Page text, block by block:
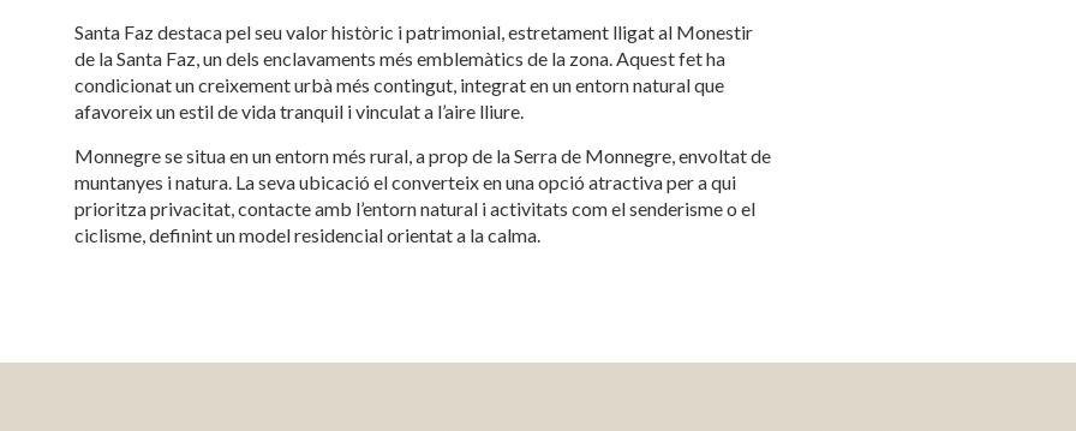
Santa Faz destaca pel seu valor històric i patrimonial, estretament lligat al Monestir
de la Santa Faz, un dels enclavaments més emblemàtics de la zona. Aquest fet ha
condicionat un creixement urbà més contingut, integrat en un entorn natural que
afavoreix un estil de vida tranquil i vinculat a l’aire lliure.
Monnegre se situa en un entorn més rural, a prop de la Serra de Monnegre, envoltat de
muntanyes i natura. La seva ubicació el converteix en una opció atractiva per a qui
prioritza privacitat, contacte amb l’entorn natural i activitats com el senderisme o el
ciclisme, definint un model residencial orientat a la calma.
Aquest lloc web utilitza cookies pròpies per recopilar informació amb la finalitat
millorar els nostres serveis. Si continua navegant, suposa l'acceptació de la
de les mateixes. L'usuari té la possibilitat de configurar el navegador podent, si
desitja, impedir que siguin instal·lades al disc dur, encara que haurà de tenir en
compte que aquesta acció podrà ocasionar dificultats de navegació de la
Analítiques i personalització
Permeten fer el seguiment i l'anàlisi del comportament dels usuaris d'aquest
La informació recollida mitjançant aquest tipus de cookies s'utilitza en el